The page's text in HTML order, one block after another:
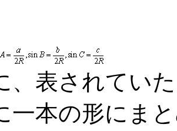
、表されてい
一本の形にま